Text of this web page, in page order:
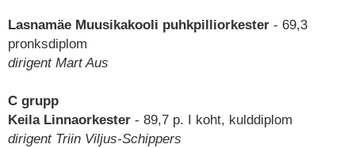
Lasnamäe Muusikakooli puhkpilliorkester - 69,3
pronksdiplom
dirigent Mart Aus
C grupp
Keila Linnaorkester - 89,7 p. I koht, kulddiplom
dirigent Triin Viljus-Schippers